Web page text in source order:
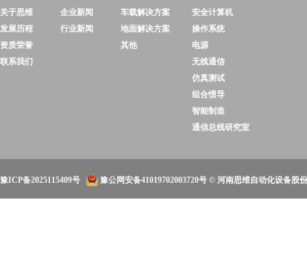
关于思维
发展历程
资质荣誉
联系我们
企业新闻
行业新闻
车载解决方案
地面解决方案
其他
安全计算机
操作系统
电源
无线通信
仿真测试
组合惯导
智能制造
通信总线研究室
豫ICP备2025115409号 豫公网安备41019702003720号 © 河南思维自动化设备股